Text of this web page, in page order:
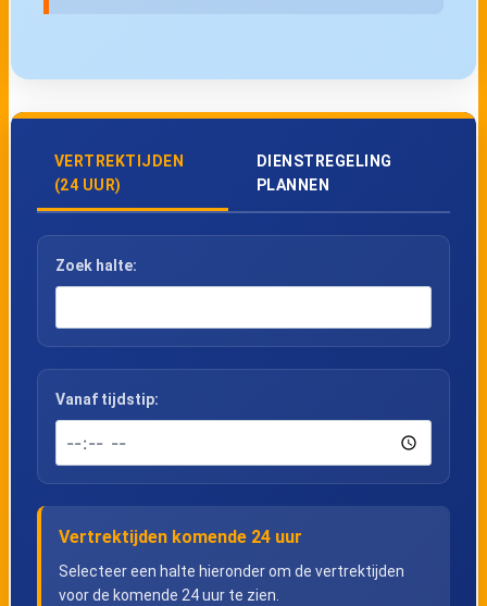
VERTREKTIJDEN
(24 UUR)
DIENSTREGELING
PLANNEN
Zoek halte:
Vanaf tijdstip:
Vertrektijden komende 24 uur
Selecteer een halte hieronder om de vertrektijden
voor de komende 24 uur te zien.